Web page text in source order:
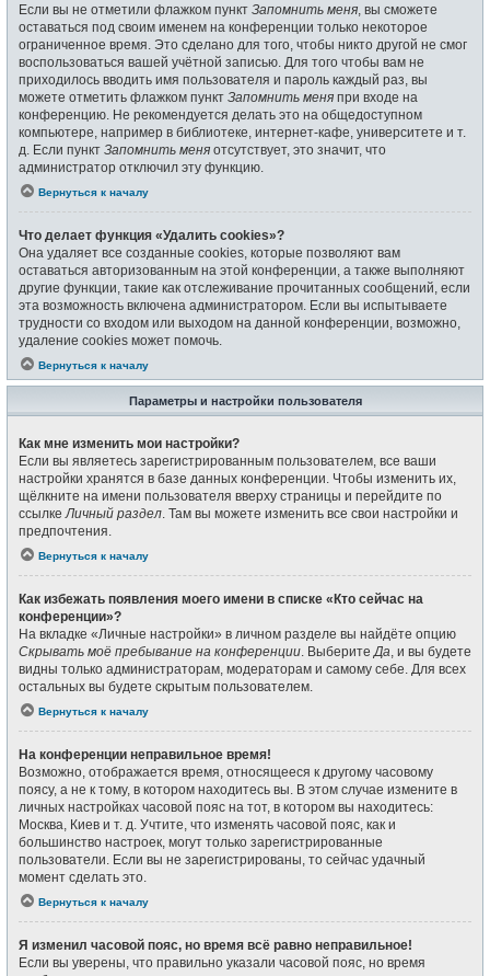
Если вы не отметили флажком пункт Запомнить меня , вы сможете
оставаться под своим именем на конференции только некоторое
ограниченное время. Это сделано для того, чтобы никто другой не смог
воспользоваться вашей учётной записью. Для того чтобы вам не
приходилось вводить имя пользователя и пароль каждый раз, вы
можете отметить флажком пункт Запомнить меня при входе на
конференцию. Не рекомендуется делать это на общедоступном
компьютере, например в библиотеке, интернет-кафе, университете и т.
д. Если пункт Запомнить меня отсутствует, это значит, что
администратор отключил эту функцию.
Вернуться к началу
Что делает функция «Удалить cookies»?
Она удаляет все созданные cookies, которые позволяют вам
оставаться авторизованным на этой конференции, а также выполняют
другие функции, такие как отслеживание прочитанных сообщений, если
эта возможность включена администратором. Если вы испытываете
трудности со входом или выходом на данной конференции, возможно,
удаление cookies может помочь.
Вернуться к началу
Параметры и настройки пользователя
Как мне изменить мои настройки?
Если вы являетесь зарегистрированным пользователем, все ваши
настройки хранятся в базе данных конференции. Чтобы изменить их,
щёлкните на имени пользователя вверху страницы и перейдите по
ссылкеЛичный раздел. Там вы можете изменить все свои настройки и
предпочтения.
Вернуться к началу
Как избежать появления моего имени в списке «Кто сейчас на
конференции»?
На вкладке «Личные настройки» в личном разделе вы найдёте опцию
Скрывать моё пребывание на конференции. ВыберитеДа, и вы будете
видны только администраторам, модераторам и самому себе. Для всех
остальных вы будете скрытым пользователем.
Вернуться к началу
На конференции неправильное время!
Возможно, отображается время, относящееся к другому часовому
поясу, а не к тому, в котором находитесь вы. В этом случае измените в
личных настройках часовой пояс на тот, в котором вы находитесь:
Москва, Киев и т. д. Учтите, что изменять часовой пояс, как и
большинство настроек, могут только зарегистрированные
пользователи. Если вы не зарегистрированы, то сейчас удачный
момент сделать это.
Вернуться к началу
Я изменил часовой пояс, но время всё равно неправильное!
Если вы уверены, что правильно указали часовой пояс, но время